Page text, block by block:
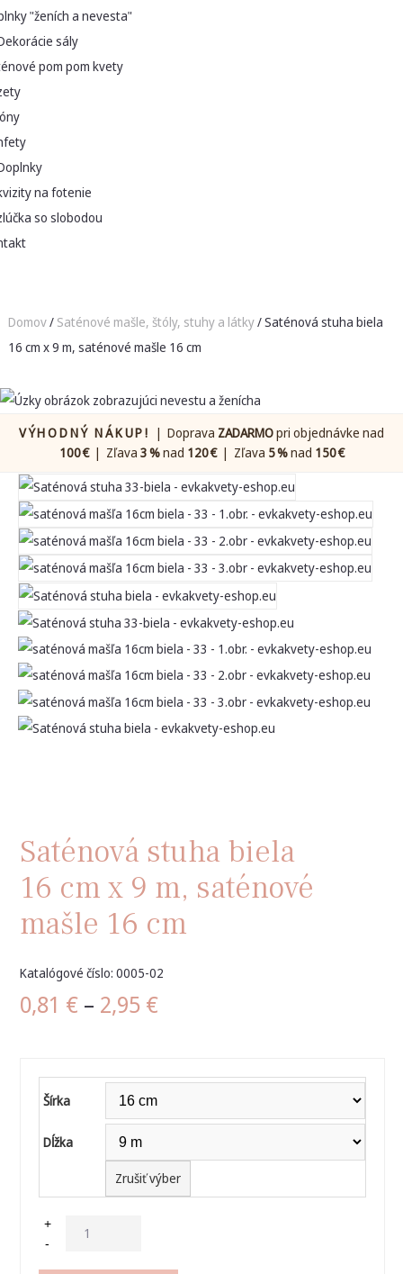
"ženích a nevesta"
sály
pom pom kvety
na fotenie
so slobodou
Domov/ Saténové mašle, štóly, stuhy a látky/ Saténová stuha biela
16 cm x 9 m, saténové mašle 16 cm
VÝHODNÝ NÁKUP! | Doprava ZADARMOpri objednávke nad
100 €| Zľava 3 %nad 120 €| Zľava 5 %nad 150 €
Saténová stuha biela
16 cm x 9 m, saténové
mašle 16 cm
Katalógové číslo: 0005-02
0,81 € – 2,95 €
Šírka
Dĺžka
Zrušiť výber
-
+